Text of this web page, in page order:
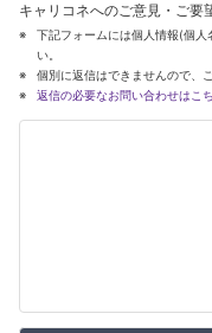
キャリコネへのご意見・ご要
下記フォームには個人情報(個
い。
個別に返信はできませんので、
返信の必要なお問い合わせはこ